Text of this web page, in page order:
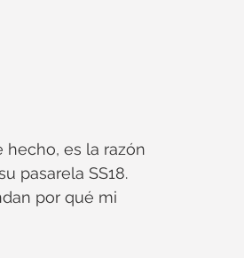
es la razón
pasarela SS18.
por qué mi